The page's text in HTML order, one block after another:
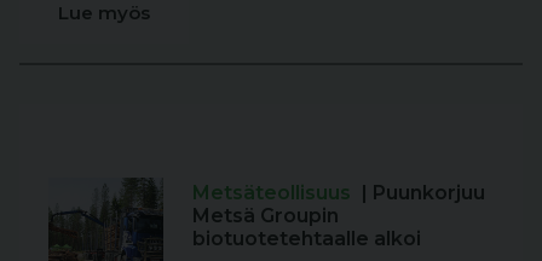
Lue myös
Metsäteollisuus
| Puunkorjuu
Metsä Groupin
biotuotetehtaalle alkoi